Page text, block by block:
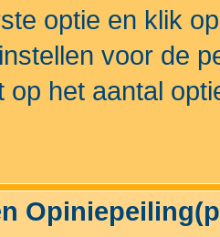
optie en klik
voor de
op het aantal